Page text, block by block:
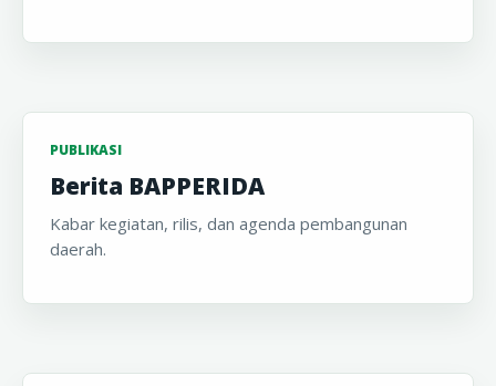
PUBLIKASI
Berita BAPPERIDA
Kabar kegiatan, rilis, dan agenda pembangunan
daerah.